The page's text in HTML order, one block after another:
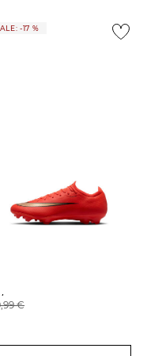
-17 %
VAPOR 17 PRO
€
€